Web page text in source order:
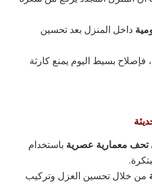
داخل المنزل بعد تحسين
، فإصلاح بسيط اليوم يمنع كارثة
تحف معمارية عصرية باستخدام
من خلال تحسين العزل وتركيب